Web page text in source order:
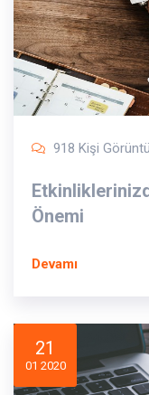
918 Kişi
Önemi
Devamı
21
01 2020